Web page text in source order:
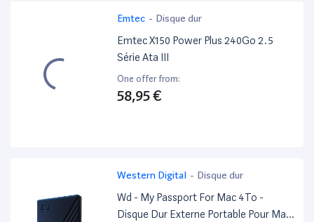
Emtec - Disque dur
Emtec X150 Power Plus 240Go 2.5
Série Ata III
One offer from:
58,95 €
Western Digital - Disque dur
Wd - My Passport For Mac 4To -
Disque Dur Externe Portable Pour Mac